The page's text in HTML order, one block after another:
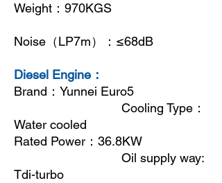
Weight ： 970KGS
Noise （LP7m）： ≤68dB
Diesel Engine：
Brand ： Yunnei Euro5
Cooling Type ：
Water cooled
Rated Power ： 36.8KW
Oil supply way:
Tdi-turbo